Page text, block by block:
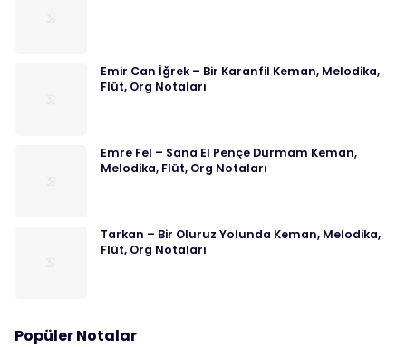
Emir Can İğrek – Bir Karanfil Keman, Melodika,
Flüt, Org Notaları
Emre Fel – Sana El Pençe Durmam Keman,
Melodika, Flüt, Org Notaları
Tarkan – Bir Oluruz Yolunda Keman, Melodika,
Flüt, Org Notaları
Popüler Notalar